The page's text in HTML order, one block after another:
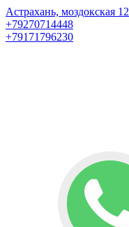
Астрахань, моздокская 12
+79270714448
+79171796230